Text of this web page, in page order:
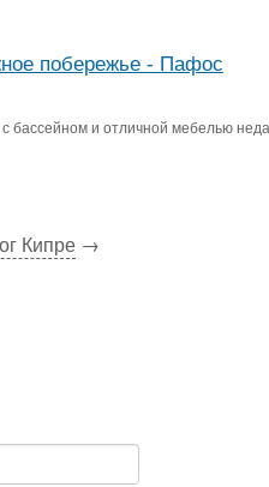
побережье - Пафос
бассейном и отличной мебелью
Кипре→